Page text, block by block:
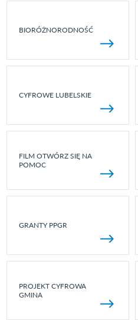
BIORÓŻNORODNOŚĆ
CYFROWE LUBELSKIE
FILM OTWÓRZ SIĘ NA
POMOC
GRANTY PPGR
PROJEKT CYFROWA
GMINA